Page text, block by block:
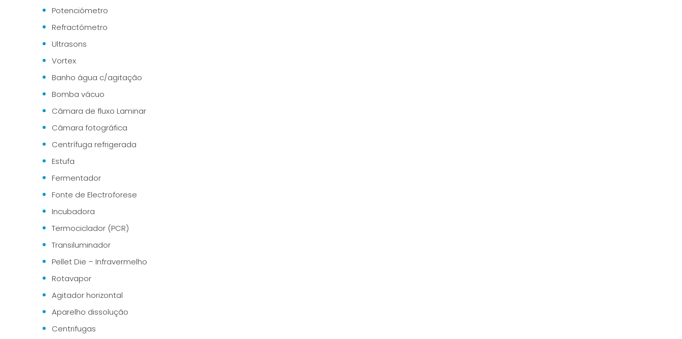
Potenciómetro
Refractómetro
Ultrasons
Vortex
Banho água c/agitação
Bomba vácuo
Câmara de fluxo Laminar
Câmara fotográfica
Centrífuga refrigerada
Estufa
Fermentador
Fonte de Electroforese
Incubadora
Termociclador (PCR)
Transiluminador
Pellet Die – Infravermelho
Rotavapor
Agitador horizontal
Aparelho dissolução
Centrifugas